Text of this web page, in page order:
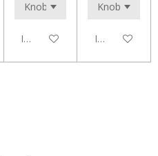
In den WarenkorbIn den